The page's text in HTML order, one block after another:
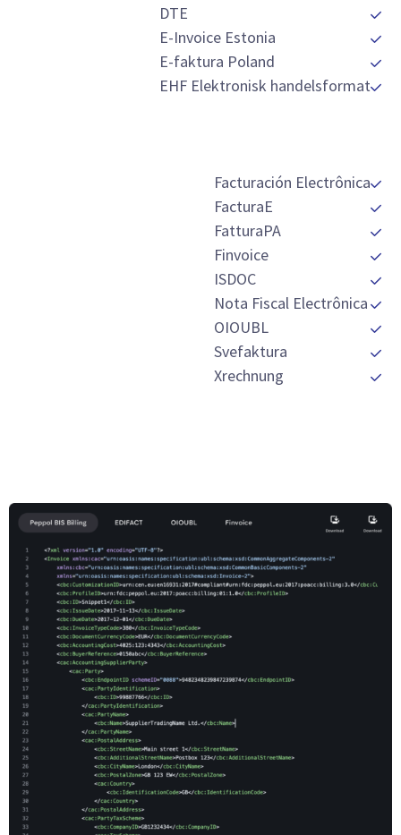
DTE
E-Invoice Estonia
E-faktura Poland
EHF Elektronisk handelsformat
Facturación Electrônica
FacturaE
FatturaPA
Finvoice
ISDOC
Nota Fiscal Electrônica
OIOUBL
Svefaktura
Xrechnung